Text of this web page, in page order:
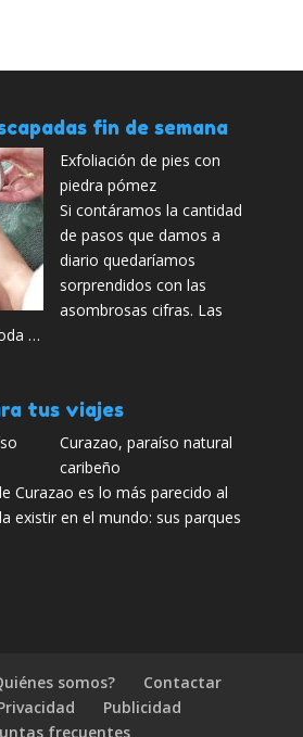
fin de semana
Exfoliación de pies con
piedra pómez
Si contáramos la cantidad
de pasos que damos a
diario quedaríamos
sorprendidos con las
asombrosas cifras. Las
…
tus viajes
Curazao, paraíso natural
caribeño
Curazao es lo más parecido al
existir en el mundo: sus parques
somos?
Contactar
Publicidad
frecuentes